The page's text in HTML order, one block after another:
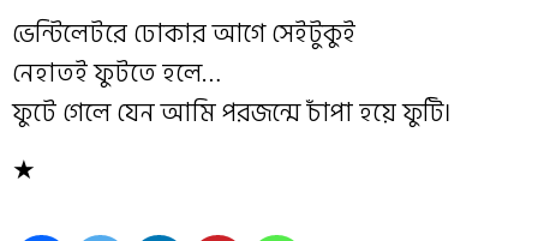
ভেন্টিলেটরে ঢোকার আগে সেইটুকুই
নেহাতই ফুটতে হলে…
ফুটে গেলে যেন আমি পরজন্মে চাঁপা হয়ে ফুটি।
★